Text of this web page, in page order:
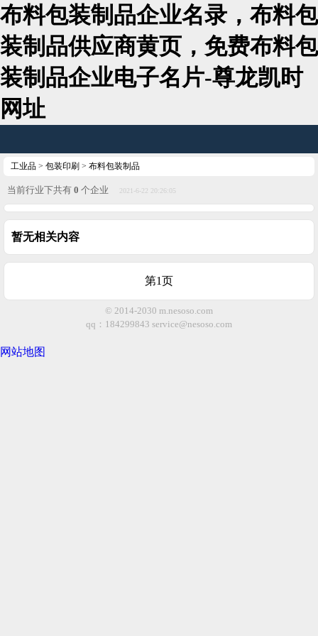
布料包装制品企业名录，布料包
装制品供应商黄页，免费布料包
装制品企业电子名片-尊龙凯时
网址
工业品 > 包装印刷 > 布料包装制品
当前行业下共有 0 个企业 2021-6-22 20:26:05
暂无相关内容
第1页
© 2014-2030 m.nesoso.com
qq：184299843 service@nesoso.com
网站地图